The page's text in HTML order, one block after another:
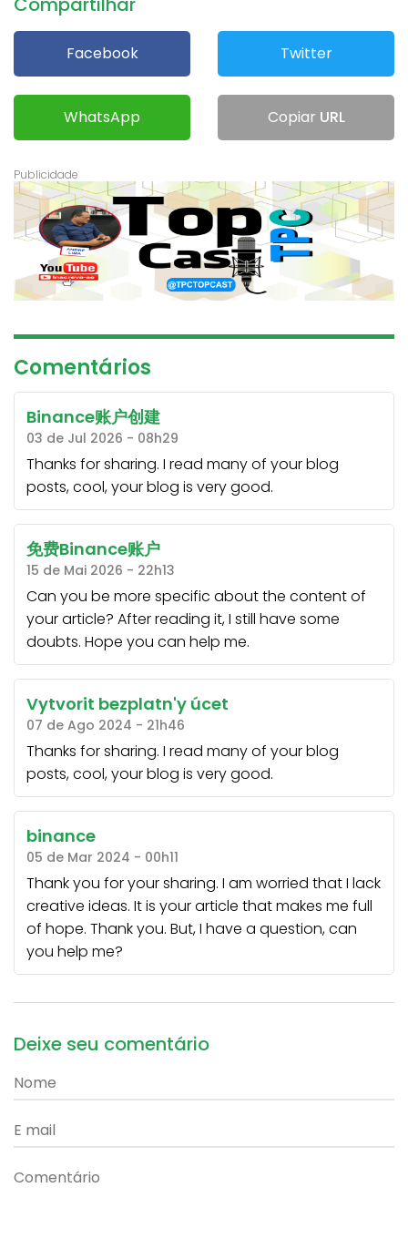
Facebook Twitter
WhatsApp Copiar URL
Comentários
Binance账户创建
03 de Jul 2026 - 08h29
Thanks for sharing. I read many of your blog
posts, cool, your blog is very good.
免费Binance账户
15 de Mai 2026 - 22h13
Can you be more specific about the content of
your article? After reading it, I still have some
doubts. Hope you can help me.
Vytvorit bezplatn'y úcet
07 de Ago 2024 - 21h46
Thanks for sharing. I read many of your blog
posts, cool, your blog is very good.
binance
05 de Mar 2024 - 00h11
Thank you for your sharing. I am worried that I lack
creative ideas. It is your article that makes me full
of hope. Thank you. But, I have a question, can
you help me?
Deixe seu comentário